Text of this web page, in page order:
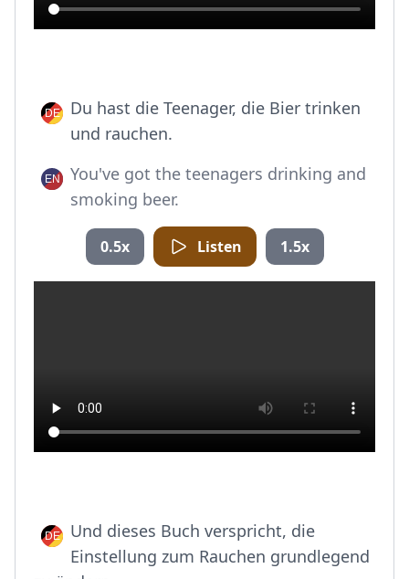
Du hast die Teenager, die Bier trinken
und rauchen.
You've got the teenagers drinking and
smoking beer.
0.5x Listen 1.5x
Und dieses Buch verspricht, die
Einstellung zum Rauchen grundlegend